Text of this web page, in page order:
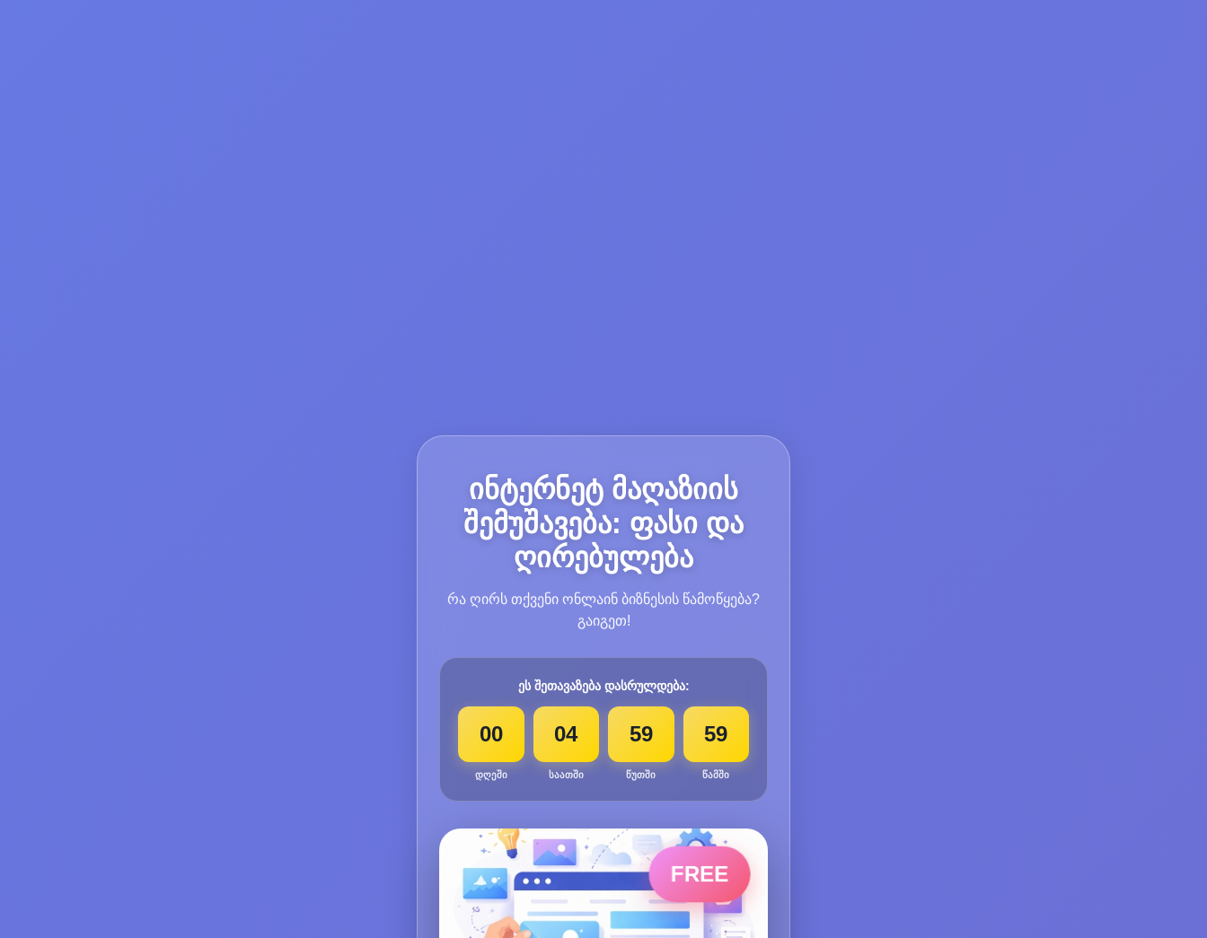
ინტერნეტ მაღაზიის
შემუშავება: ფასი და
ღირებულება
რა ღირს თქვენი ონლაინ ბიზნესის წამოწყება?
გაიგეთ!
ეს შეთავაზება დასრულდება:
00
დღეში
04
საათში
59
წუთში
58
წამში
FREE